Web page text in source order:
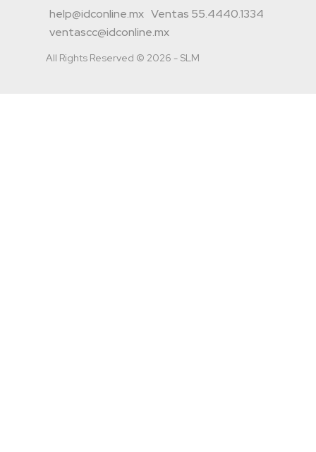
help@idconline.mx Ventas 55.4440.1334
ventascc@idconline.mx
All Rights Reserved © 2026 - SLM